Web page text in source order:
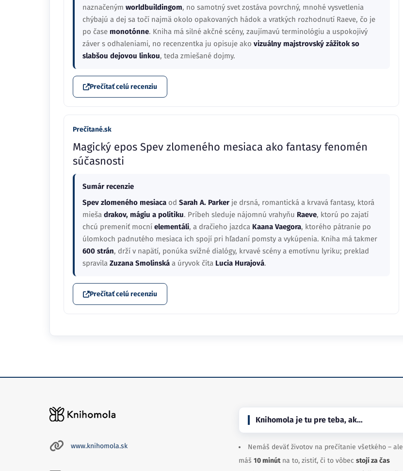
naznačeným worldbuildingom, no samotný svet zostáva povrchný, mnohé vysvetlenia
chýbajú a dej sa točí najmä okolo opakovaných hádok a vratkých rozhodnutí Raeve, čo je
po čase monotónne. Kniha má silné akčné scény, zaujímavú terminológiu a uspokojivý
záver s odhaleniami, no recenzentka ju opisuje ako vizuálny majstrovský zážitok so
slabšou dejovou linkou, teda zmiešané dojmy.
Prečítať celú recenziu
Prečítané.sk
Magický epos Spev zlomeného mesiaca ako fantasy fenomén
súčasnosti
Sumár recenzie
Spev zlomeného mesiaca od Sarah A. Parker je drsná, romantická a krvavá fantasy, ktorá
mieša drakov, mágiu a politiku. Príbeh sleduje nájomnú vrahyňu Raeve, ktorú po zajatí
chcú premeniť mocní elementáli, a dračieho jazdca Kaana Vaegora, ktorého pátranie po
úlomkoch padnutého mesiaca ich spojí pri hľadaní pomsty a vykúpenia. Kniha má takmer
600 strán, drží v napätí, ponúka svižné dialógy, krvavé scény a emotívnu lyriku; preklad
spravila Zuzana Smolinská a úryvok číta Lucia Hurajová.
Prečítať celú recenziu
www.knihomola.sk
Knihomola je tu pre teba, ak…
Nemáš deväť životov na prečítanie všetkého – ale
máš 10 minútna to, zistiť, či to vôbec stojí za čas